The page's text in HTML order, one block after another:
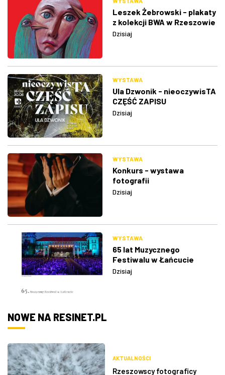
Leszek Żebrowski - plakaty
z kolekcji BWA w Rzeszowie
Dzisiaj
WYSTAWA
Ula Dzwonik - nieoczywisTA
CZĘŚĆ ZAPISU
Dzisiaj
WYSTAWA
Konkurs - wystawa
fotografii
Dzisiaj
WYSTAWA
65 lat Muzycznego
Festiwalu w Łańcucie
Dzisiaj
NOWE NA RESINET.PL
AKTUALNOŚCI
Rzeszowscy fotograficy